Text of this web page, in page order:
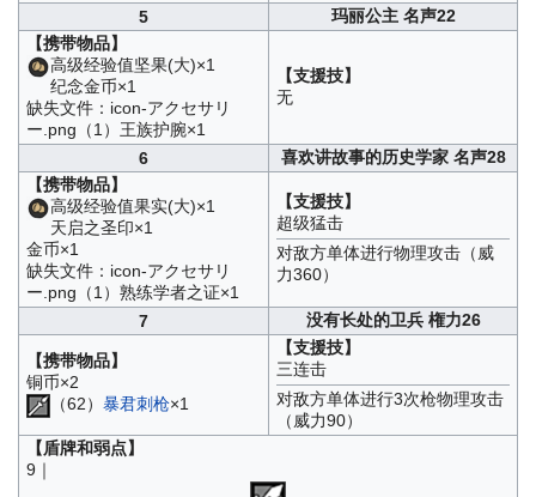
5
玛丽公主 名声22
【携带物品】
高级经验值坚果(大)×1
纪念金币×1
缺失文件：icon-アクセサリ
ー.png（1）王族护腕×1
【支援技】
无
6
喜欢讲故事的历史学家 名声28
【携带物品】
高级经验值果实(大)×1
天启之圣印×1
金币×1
缺失文件：icon-アクセサリ
ー.png（1）熟练学者之证×1
【支援技】
超级猛击
对敌方单体进行物理攻击（威
力360）
7 没有长处的卫兵 権力26
【携带物品】
铜币×2
（62） 暴君刺枪×1
【支援技】
三连击
对敌方单体进行3次枪物理攻击
（威力90）
【盾牌和弱点】
9｜